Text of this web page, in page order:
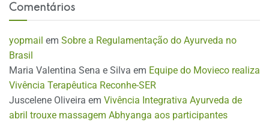
Comentários
yopmail em Sobre a Regulamentação do Ayurveda no
Brasil
Maria Valentina Sena e Silva em Equipe do Movieco realiza
Vivência Terapêutica Reconhe-SER
Juscelene Oliveira em Vivência Integrativa Ayurveda de
abril trouxe massagem Abhyanga aos participantes